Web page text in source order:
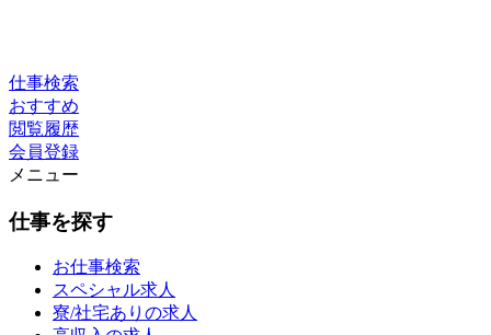
仕事検索
おすすめ
閲覧履歴
会員登録
メニュー
仕事を探す
お仕事検索
スペシャル求人
寮/社宅ありの求人